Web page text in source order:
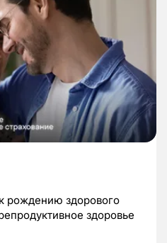
рождению здорового
здоровье